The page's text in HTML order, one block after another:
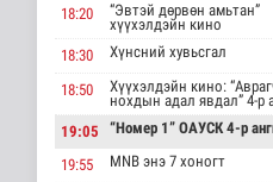
Шейх Хасина
Бангладешт
ирэхээ зарлав
Дэлхийд
8 цаг 40
Монгол Улсын
18:20
“Эвтэй дөрвөн амьтан”
хүүхэлдэйн кино
18:30
Хүнсний хувьсгал
18:50
Хүүхэлдэйн кино:
нохдын адал явдал” 4-р
19:05
“Номер 1” ОАУСК 4-р
19:55 MNB энэ 7 хоногт